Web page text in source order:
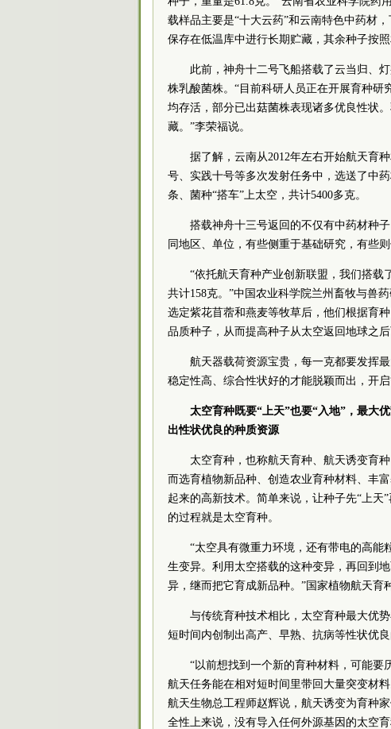
载样品主要是“十大云药”和云南特色中药材
保存在低温库中进行长期贮藏，其余种子按
此前，神舟十二号飞船搭载了云当归、
株乳酸菌株。“目前科研人员正在开展育种
均存活，部分已出菇菌株表现诸多优良性状
藏。”李荣福说。
据了解，云南从2012年左右开始航天育
号、实践十号等多次发射任务中，选送了中
条、菌种“搭车”上太空，共计5400多克。
搭载神舟十三号返回的不仅有中药材种
同地区、单位，有些侧重于基础研究，有些
“依托航天育种产业创新联盟，我们搭载
共计158克。”中国农业科学院兰州畜牧与兽
选定紫花苜蓿和燕麦等牧草后，他们根据育
品质种子，从而提高种子从太空返回地球之后
航天器载荷资源宝贵，每一克都要发挥
稳定性高、综合性状好的才能脱颖而出，开启
太空育种既要“上天”也要“入地”，最大
出性状优良的种质资源
太空育种，也称航天育种、航天诱变育
而选育植物新品种、创造农业育种材料、丰
起来的高新技术。简单来说，让种子先“上天
的过程就是太空育种。
“太空具有微重力环境，还有带电的高
生变异。利用太空搭载的这种变异，再回到
异，继而把它育成新品种。”国家植物航天育
与传统育种技术相比，太空育种最大优
短时间内创制出高产、早熟、抗病等性状优良
“以前想找到一个新的育种材料，可能要
航天任务能在相对短时间里带回大量突变材
航天生物总工程师赵辉说，航天诱变为育种
全性上来说，没有导入任何外源基因的太空